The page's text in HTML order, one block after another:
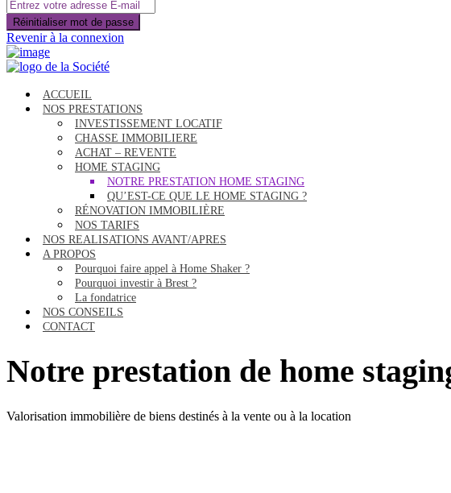
Réinitialiser mot de passe
Revenir à la connexion
ACCUEIL
NOS PRESTATIONS
INVESTISSEMENT LOCATIF
CHASSE IMMOBILIERE
ACHAT – REVENTE
HOME STAGING
NOTRE PRESTATION HOME STAGING
QU’EST-CE QUE LE HOME STAGING ?
RÉNOVATION IMMOBILIÈRE
NOS TARIFS
NOS REALISATIONS AVANT/APRES
A PROPOS
Pourquoi faire appel à Home Shaker ?
Pourquoi investir à Brest ?
La fondatrice
NOS CONSEILS
CONTACT
Notre prestation de home
Valorisation immobilière de biens destinés à la vente ou à la location